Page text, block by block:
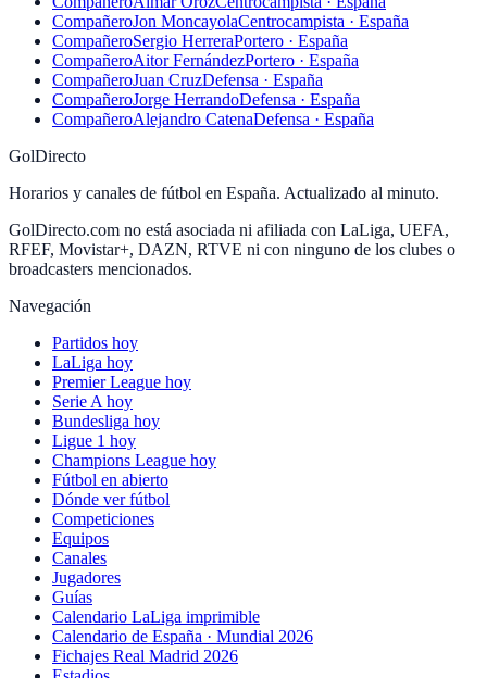
CompañeroJon MoncayolaCentrocampista · España
CompañeroSergio HerreraPortero · España
CompañeroAitor FernándezPortero · España
CompañeroJuan CruzDefensa · España
CompañeroJorge HerrandoDefensa · España
CompañeroAlejandro CatenaDefensa · España
GolDirecto
Horarios y canales de fútbol en España. Actualizado al minuto.
GolDirecto.com no está asociada ni afiliada con LaLiga, UEFA,
RFEF, Movistar+, DAZN, RTVE ni con ninguno de los clubes o
broadcasters mencionados.
Navegación
Partidos hoy
LaLiga hoy
Premier League hoy
Serie A hoy
Bundesliga hoy
Ligue 1 hoy
Champions League hoy
Fútbol en abierto
Dónde ver fútbol
Competiciones
Equipos
Canales
Jugadores
Guías
Calendario LaLiga imprimible
Calendario de España · Mundial 2026
Fichajes Real Madrid 2026